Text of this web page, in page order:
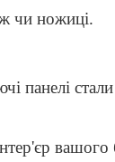
чи ножиці.
панелі